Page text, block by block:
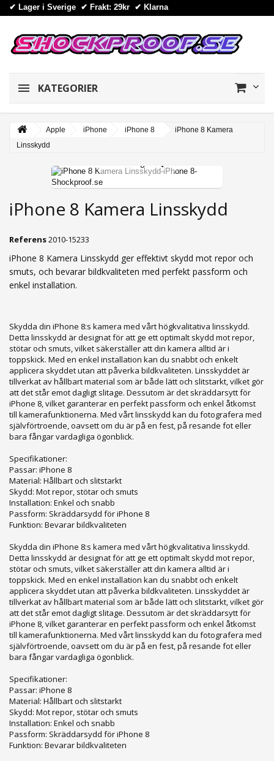
✔ Lager i Sverige ✔ Frakt: 29kr ✔ Klarna
KATEGORIER
Apple iPhone iPhone 8
iPhone 8 Kamera
Linsskydd
iPhone 8 Kamera Linsskydd
Referens2010-15233
iPhone 8 Kamera Linsskydd ger effektivt skydd mot repor och
smuts, och bevarar bildkvaliteten med perfekt passform och
enkel installation.
Skydda din iPhone 8:s kamera med vårt högkvalitativa linsskydd.
Detta linsskydd är designat för att ge ett optimalt skydd mot repor,
stötar och smuts, vilket säkerställer att din kamera alltid är i
toppskick. Med en enkel installation kan du snabbt och enkelt
applicera skyddet utan att påverka bildkvaliteten. Linsskyddet är
tillverkat av hållbart material som är både lätt och slitstarkt, vilket gör
att det står emot dagligt slitage. Dessutom är det skräddarsytt för
iPhone 8, vilket garanterar en perfekt passform och enkel åtkomst
till kamerafunktionerna. Med vårt linsskydd kan du fotografera med
självförtroende, oavsett om du är på en fest, på resande fot eller
bara fångar vardagliga ögonblick.
Specifikationer:
Passar: iPhone 8
Material: Hållbart och slitstarkt
Skydd: Mot repor, stötar och smuts
Installation: Enkel och snabb
Passform: Skräddarsydd för iPhone 8
Funktion: Bevarar bildkvaliteten
Skydda din iPhone 8:s kamera med vårt högkvalitativa linsskydd.
Detta linsskydd är designat för att ge ett optimalt skydd mot repor,
stötar och smuts, vilket säkerställer att din kamera alltid är i
toppskick. Med en enkel installation kan du snabbt och enkelt
applicera skyddet utan att påverka bildkvaliteten. Linsskyddet är
tillverkat av hållbart material som är både lätt och slitstarkt, vilket gör
att det står emot dagligt slitage. Dessutom är det skräddarsytt för
iPhone 8, vilket garanterar en perfekt passform och enkel åtkomst
till kamerafunktionerna. Med vårt linsskydd kan du fotografera med
självförtroende, oavsett om du är på en fest, på resande fot eller
bara fångar vardagliga ögonblick.
Specifikationer:
Passar: iPhone 8
Material: Hållbart och slitstarkt
Skydd: Mot repor, stötar och smuts
Installation: Enkel och snabb
Passform: Skräddarsydd för iPhone 8
Funktion: Bevarar bildkvaliteten